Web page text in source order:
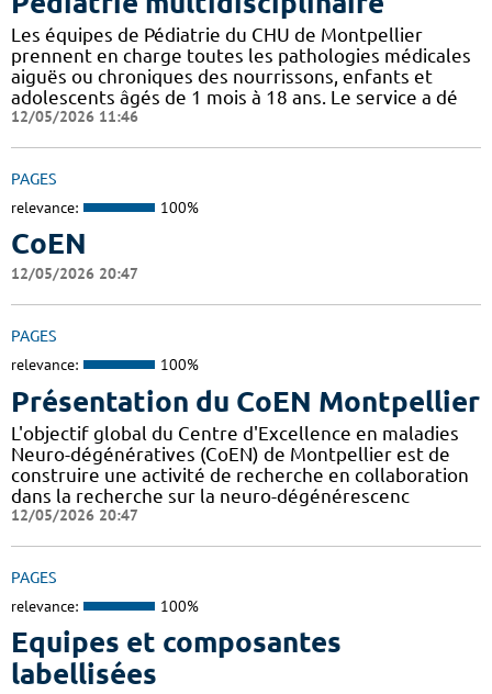
Les équipes de Pédiatrie du CHU de Montpellier
prennent en charge toutes les pathologies médicales
aiguës ou chroniques des nourrissons, enfants et
adolescents âgés de 1 mois à 18 ans. Le service a dé
12/05/2026 11:46
PAGES
relevance: 100%
CoEN
12/05/2026 20:47
PAGES
relevance: 100%
Présentation du CoEN Montpellier
L'objectif global du Centre d'Excellence en maladies
Neuro-dégénératives (CoEN) de Montpellier est de
construire une activité de recherche en collaboration
dans la recherche sur la neuro-dégénérescenc
12/05/2026 20:47
PAGES
relevance: 100%
Equipes et composantes
labellisées